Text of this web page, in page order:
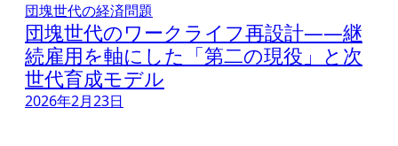
団塊世代の経済問題
団塊世代のワークライフ再設計――継
続雇用を軸にした「第二の現役」と次
世代育成モデル
2026年2月23日